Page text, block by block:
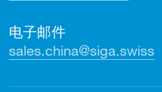
电子邮件
sales.china@siga.swiss